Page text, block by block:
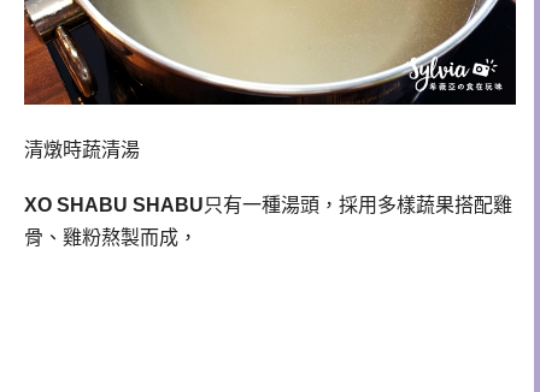
清燉時蔬清湯
XO SHABU SHABU只有一種湯頭，採用多樣蔬果搭配雞
骨、雞粉熬製而成，